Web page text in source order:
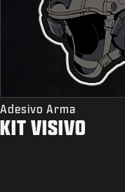
Adesivo Arma
KIT VISIVO